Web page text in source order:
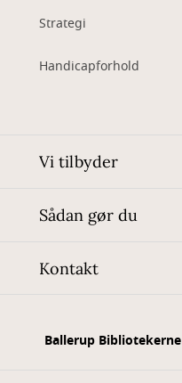
Strategi
Handicapforhold
Vi tilbyder
Sådan gør du
Kontakt
Ballerup Bibliotekerne